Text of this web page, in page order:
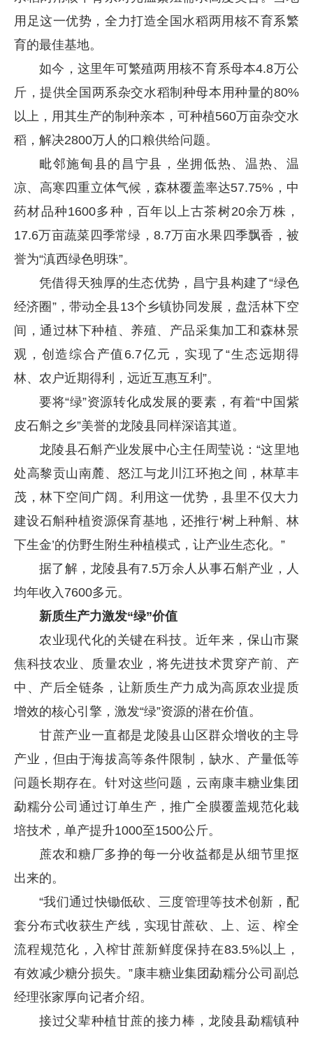
用足这一优势，全力打造全国水稻两用核不育系繁
育的最佳基地。
如今，这里年可繁殖两用核不育系母本4.8万公
斤，提供全国两系杂交水稻制种母本用种量的80%
以上，用其生产的制种亲本，可种植560万亩杂交水
稻，解决2800万人的口粮供给问题。
毗邻施甸县的昌宁县，坐拥低热、温热、温
凉、高寒四重立体气候，森林覆盖率达57.75%，中
药材品种1600多种，百年以上古茶树20余万株，
17.6万亩蔬菜四季常绿，8.7万亩水果四季飘香，被
誉为“滇西绿色明珠”。
凭借得天独厚的生态优势，昌宁县构建了“绿色
经济圈”，带动全县13个乡镇协同发展，盘活林下空
间，通过林下种植、养殖、产品采集加工和森林景
观，创造综合产值6.7亿元，实现了“生态远期得
林、农户近期得利，远近互惠互利”。
要将“绿”资源转化成发展的要素，有着“中国紫
皮石斛之乡”美誉的龙陵县同样深谙其道。
龙陵县石斛产业发展中心主任周莹说：“这里地
处高黎贡山南麓、怒江与龙川江环抱之间，林草丰
茂，林下空间广阔。利用这一优势，县里不仅大力
建设石斛种植资源保育基地，还推行‘树上种斛、林
下生金’的仿野生附生种植模式，让产业生态化。”
据了解，龙陵县有7.5万余人从事石斛产业，人
均年收入7600多元。
新质生产力激发“绿”价值
农业现代化的关键在科技。近年来，保山市聚
焦科技农业、质量农业，将先进技术贯穿产前、产
中、产后全链条，让新质生产力成为高原农业提质
增效的核心引擎，激发“绿”资源的潜在价值。
甘蔗产业一直都是龙陵县山区群众增收的主导
产业，但由于海拔高等条件限制，缺水、产量低等
问题长期存在。针对这些问题，云南康丰糖业集团
勐糯分公司通过订单生产，推广全膜覆盖规范化栽
培技术，单产提升1000至1500公斤。
蔗农和糖厂多挣的每一分收益都是从细节里抠
出来的。
“我们通过快锄低砍、三度管理等技术创新，配
套分布式收获生产线，实现甘蔗砍、上、运、榨全
流程规范化，入榨甘蔗新鲜度保持在83.5%以上，
有效减少糖分损失。”康丰糖业集团勐糯分公司副总
经理张家厚向记者介绍。
接过父辈种植甘蔗的接力棒，龙陵县勐糯镇种